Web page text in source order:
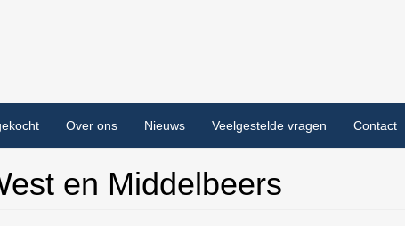
Over ons Nieuws Veelgestelde vragen Contact
en Middelbeers